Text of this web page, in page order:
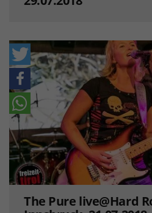
The Pure live@Hard